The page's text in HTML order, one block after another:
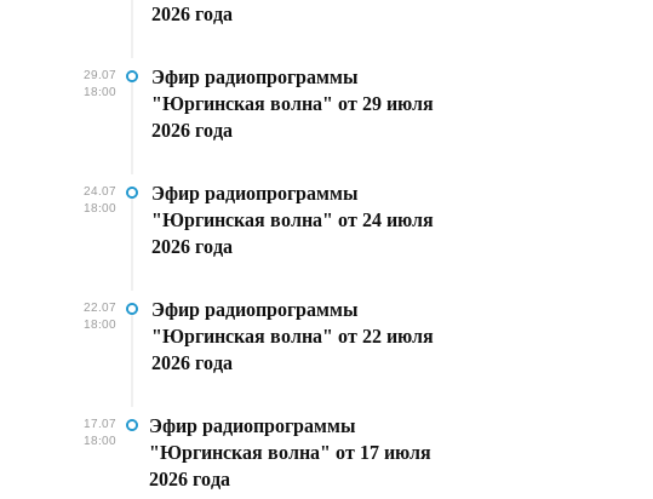
2026 года
29.07
18:00
Эфир радиопрограммы
"Юргинская волна" от 29 июля
2026 года
24.07
18:00
Эфир радиопрограммы
"Юргинская волна" от 24 июля
2026 года
22.07
18:00
Эфир радиопрограммы
"Юргинская волна" от 22 июля
2026 года
17.07
18:00
Эфир радиопрограммы
"Юргинская волна" от 17 июля
2026 года